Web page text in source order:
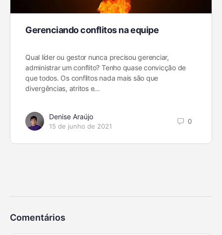
Gerenciando conflitos na equipe
Qual líder ou gestor nunca precisou gerenciar,
administrar um conflito? Tenho quase convicção de
que todos. Os conflitos nada mais são que
divergências, atritos e…
Denise Araújo
15 de junho de 2021
0
Comentários